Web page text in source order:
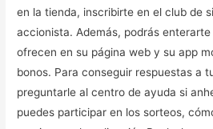
en la tienda, inscribirte en el club de
accionista. Además, podrás
ofrecen en su página web y su app
bonos. Para conseguir respuestas a
preguntarle al centro de ayuda si
puedes participar en los sorteos,